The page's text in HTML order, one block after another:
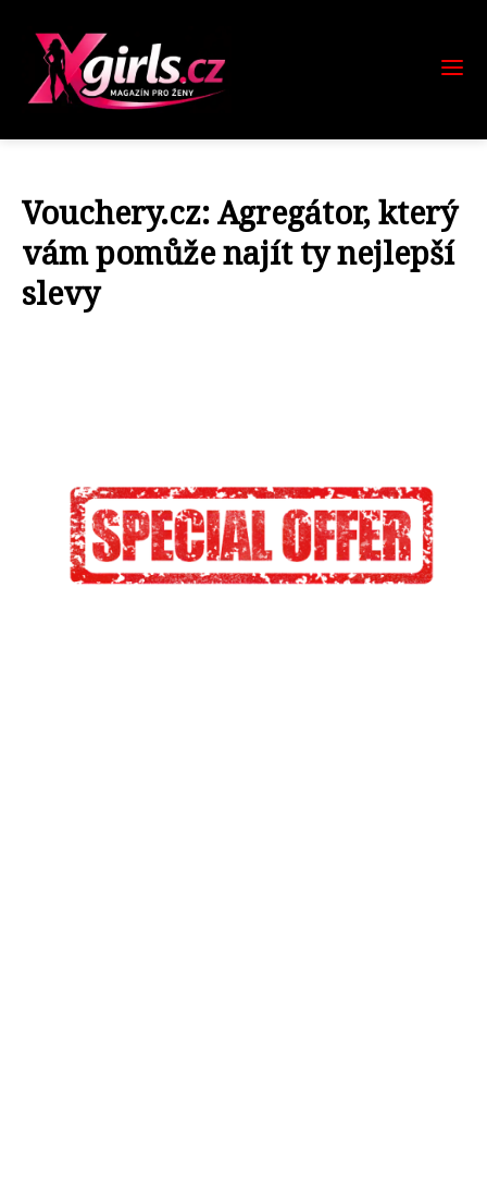
Vouchery.cz: Agregátor, který
vám pomůže najít ty nejlepší
slevy